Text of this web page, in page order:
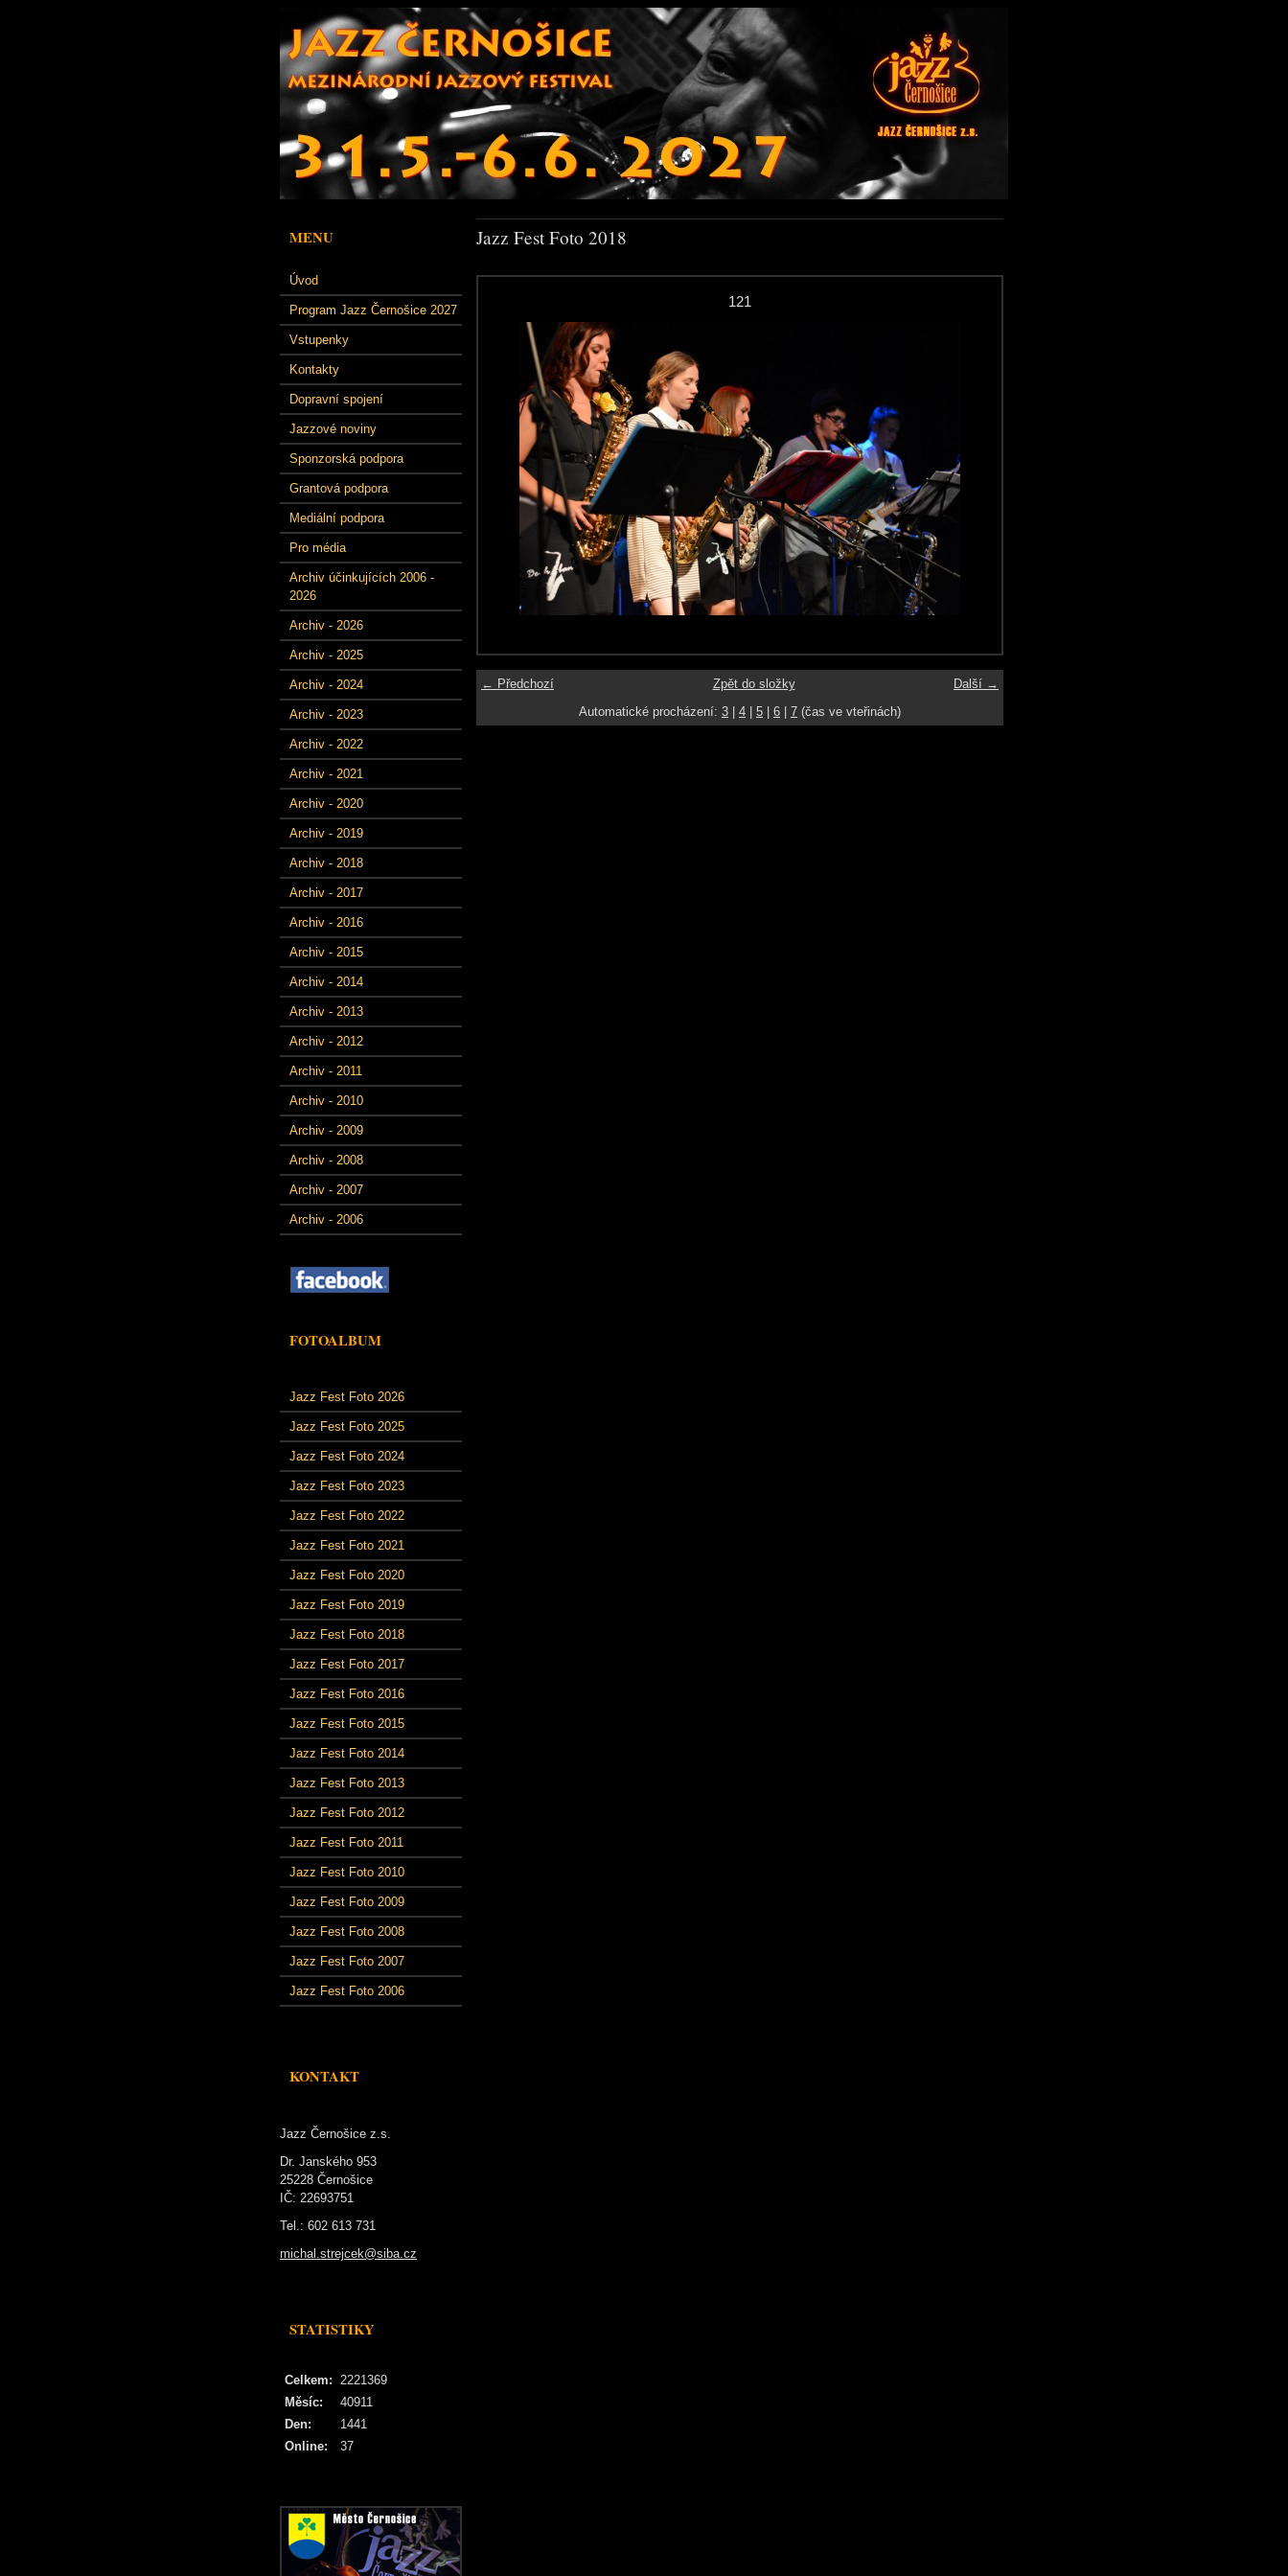
MENU
Úvod
Program Jazz Černošice 2027
Vstupenky
Kontakty
Dopravní spojení
Jazzové noviny
Sponzorská podpora
Grantová podpora
Mediální podpora
Pro média
Archiv účinkujících 2006 -
2026
Archiv - 2026
Archiv - 2025
Archiv - 2024
Archiv - 2023
Archiv - 2022
Archiv - 2021
Archiv - 2020
Archiv - 2019
Archiv - 2018
Archiv - 2017
Archiv - 2016
Archiv - 2015
Archiv - 2014
Archiv - 2013
Archiv - 2012
Archiv - 2011
Archiv - 2010
Archiv - 2009
Archiv - 2008
Archiv - 2007
Archiv - 2006
FOTOALBUM
Jazz Fest Foto 2026
Jazz Fest Foto 2025
Jazz Fest Foto 2024
Jazz Fest Foto 2023
Jazz Fest Foto 2022
Jazz Fest Foto 2021
Jazz Fest Foto 2020
Jazz Fest Foto 2019
Jazz Fest Foto 2018
Jazz Fest Foto 2017
Jazz Fest Foto 2016
Jazz Fest Foto 2015
Jazz Fest Foto 2014
Jazz Fest Foto 2013
Jazz Fest Foto 2012
Jazz Fest Foto 2011
Jazz Fest Foto 2010
Jazz Fest Foto 2009
Jazz Fest Foto 2008
Jazz Fest Foto 2007
Jazz Fest Foto 2006
KONTAKT
Jazz Černošice z.s.
Dr. Janského 953
25228 Černošice
IČ: 22693751
Tel.: 602 613 731
michal.strejcek@siba.cz
STATISTIKY
Online: 37
Celkem: 2221369
Měsíc:
40911
Den:
1441
Jazz Fest Foto 2018
121
← Předchozí Další →
Zpět do složky
Automatické procházení: 3 4 5 6 7 (čas ve vteřinách)